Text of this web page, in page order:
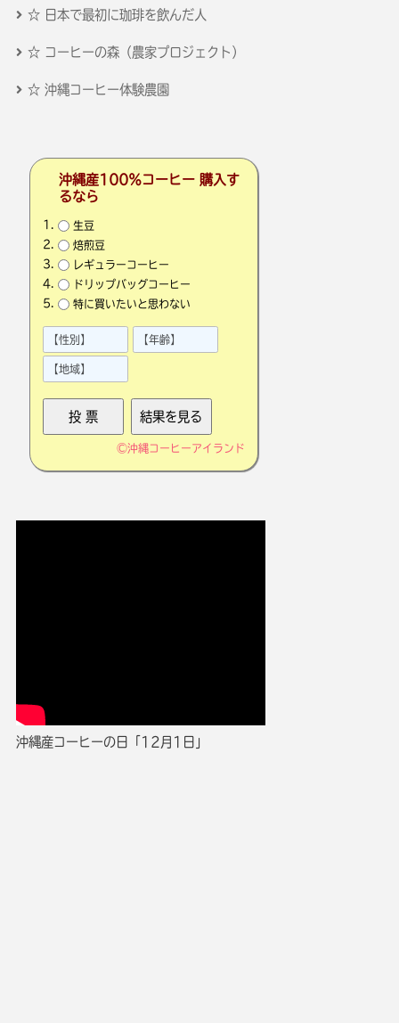
☆ 日本で最初に珈琲を飲んだ人
☆ コーヒーの森（農家プロジェクト）
☆ 沖縄コーヒー体験農園
沖縄産100％コーヒー 購入す
るなら
生豆
焙煎豆
レギュラーコーヒー
ドリップバッグコーヒー
特に買いたいと思わない
©沖縄コーヒーアイランド
沖縄産コーヒーの日「12月1日」